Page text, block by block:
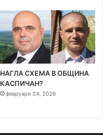
НАГЛА СХЕМА В ОБЩИНА
КАСПИЧАН?
февруари 24, 2026